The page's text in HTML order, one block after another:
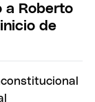
a Roberto
de